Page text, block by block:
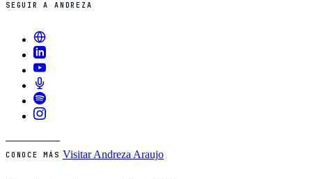
SEGUIR A ANDREZA
CONOCE MÁS Visitar Andreza Araujo